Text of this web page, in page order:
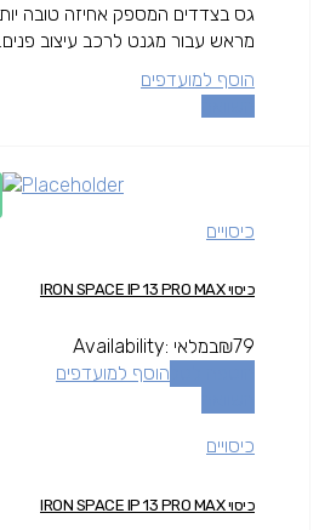
גס בצדדים המספק אחיזה טובה
מראש עבור מגנט לרכב עיצוב פנים...
הוסף למועדפים
כיסויים
כיסוי IRON SPACE IP 13 PRO MAX
₪79
Availability: במלאי
הוסף למועדפים
כיסויים
כיסוי IRON SPACE IP 13 PRO MAX